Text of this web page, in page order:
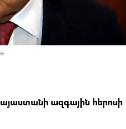
ազգային հերոսի